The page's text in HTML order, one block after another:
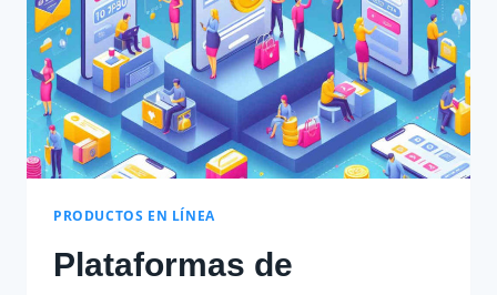
PRODUCTOS EN LÍNEA
Plataformas de